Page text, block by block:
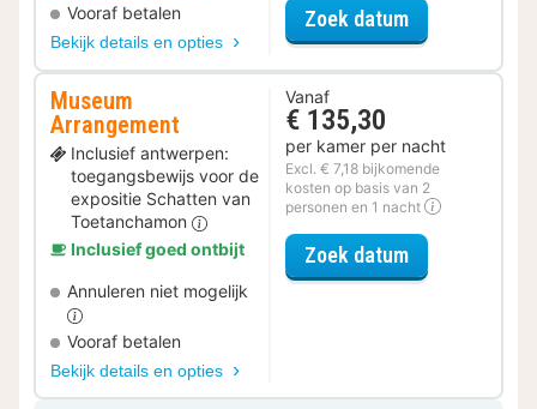
Vooraf betalen
Bekijk details en opties
Zoek datumvoor Fiets
Museum
Arrangement
Inclusief antwerpen:
toegangsbewijs voor de
expositie Schatten van
Toetanchamon
Inclusief goed ontbijt
Annuleren niet mogelijk
Vooraf betalen
Bekijk details en opties
Vanaf
€ 135,30
per kamer per nacht
Excl. € 7,18 bijkomende
kosten op basis van 2
personen en 1 nacht
Zoek datumvoor Museum